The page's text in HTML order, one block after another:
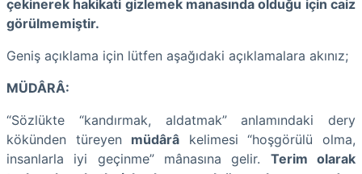
çekinerek hakikati gizlemek manasında olduğu için caiz
görülmemiştir.
Geniş açıklama için lütfen aşağıdaki açıklamalara akınız;
MÜDÂRÂ:
“Sözlükte “kandırmak, aldatmak” anlamındaki dery
kökünden türeyen müdârâ kelimesi “hoşgörülü olma,
insanlarla iyi geçinme” mânasına gelir. Terim olarak